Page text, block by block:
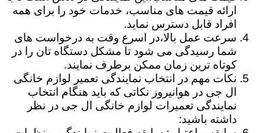
ارائه قیمت های مناسب، خدمات خود را برای همه
افراد قابل دسترس نماید.
سرعت عمل بالا،در اسرع وقت به درخواست های
شما رسیدگی می شود تا مشکل دستگاه تان را در
کوتاه ترین زمان ممکن برطرف نمایند.
نکات مهم در انتخاب نمایندگی تعمیر لوازم خانگی
ال جی در هوانیروز نکاتی که باید هنگام انتخاب
نمایندگی تعمیرات لوازم خانگی ال جی در نظر
داشته باشید: